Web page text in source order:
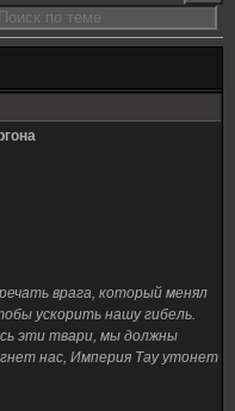
врага, который менял
ускорить нашу гибель.
эти твари, мы должны
нас, Империя Тау утонет